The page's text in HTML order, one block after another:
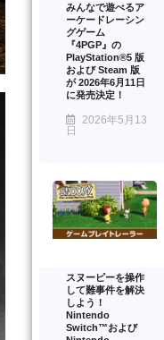
みんなで遊べるア
ーケードレーシン
グゲーム
『4PGP』の
PlayStation®5 版
および Steam 版
が 2026年6月11日
に発売決定！
2026年5月13
日
スヌーピーを操作
して難事件を解決
しよう！
Nintendo
Switch™および